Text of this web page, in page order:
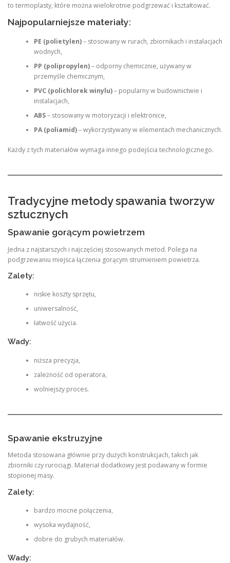
to termoplasty, które można wielokrotnie podgrzewać i kształtować.
Najpopularniejsze materiały:
PE (polietylen)– stosowany w rurach, zbiornikach i instalacjach
wodnych,
PP (polipropylen)– odporny chemicznie, używany w
przemyśle chemicznym,
PVC (polichlorek winylu)– popularny w budownictwie i
instalacjach,
ABS– stosowany w motoryzacji i elektronice,
PA (poliamid)– wykorzystywany w elementach mechanicznych.
Każdy z tych materiałów wymaga innego podejścia technologicznego.
Tradycyjne metody spawania tworzyw
sztucznych
Spawanie gorącym powietrzem
Jedna z najstarszych i najczęściej stosowanych metod. Polega na
podgrzewaniu miejsca łączenia gorącym strumieniem powietrza.
Zalety:
niskie koszty sprzętu,
uniwersalność,
łatwość użycia.
Wady:
niższa precyzja,
zależność od operatora,
wolniejszy proces.
Spawanie ekstruzyjne
Metoda stosowana głównie przy dużych konstrukcjach, takich jak
zbiorniki czy rurociągi. Materiał dodatkowy jest podawany w formie
stopionej masy.
Zalety:
bardzo mocne połączenia,
wysoka wydajność,
dobre do grubych materiałów.
Wady: